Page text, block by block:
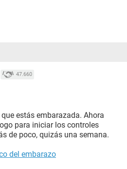
47.660
estás embarazada. Ahora
para iniciar los controles
de poco, quizás una semana.
del embarazo